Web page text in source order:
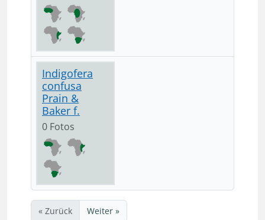
Indigofera
confusa
Prain &
Baker f.
0 Fotos
« Zurück Weiter »